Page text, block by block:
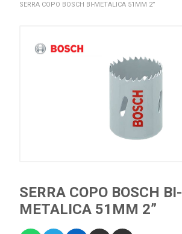
SERRA COPO BOSCH BI-METALICA 51MM 2”
SERRA COPO BOSCH BI-
METALICA 51MM 2”